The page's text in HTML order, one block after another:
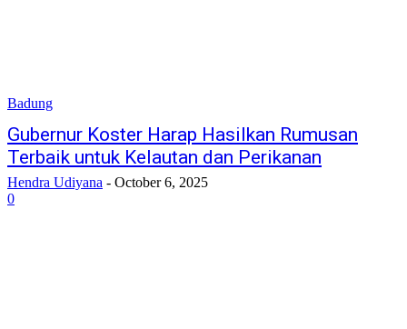
Badung
Gubernur Koster Harap Hasilkan Rumusan
Terbaik untuk Kelautan dan Perikanan
Hendra Udiyana - October 6, 2025
0